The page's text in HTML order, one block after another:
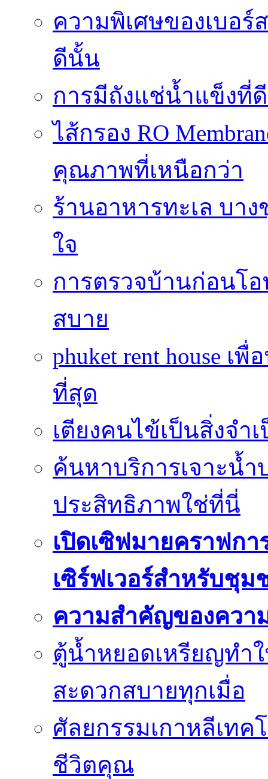
ความพิเศษของเบอ
ดีนั้น
การมีถังแช่น้ำแข็งที่
ไส้กรอง RO
คุณภาพที่เหนือกว่า
ร้านอาหารทะเล บา
ใจ
การตรวจบ้านก่อนโ
สบาย
phuket rent house
ที่สุด
เตียงคนไข้เป็นสิ่งจำ
ค้นหาบริการเจาะน้
ประสิทธิภาพใช่ที่นี่
เปิดเซิฟมายคราฟกา
เซิร์ฟเวอร์สำหรับชุม
ความสำคัญของควา
ตู้น้ำหยอดเหรียญทำ
สะดวกสบายทุกเมื่อ
ศัลยกรรมเกาหลีเท
ชีวิตคุณ